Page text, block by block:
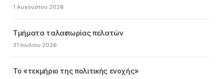
1 Αυγούστου 2026
Τμήματα ταλαιπωρίας πελατών
31 Ιουλίου 2026
Το «τεκμήριο της πολιτικής ενοχής»